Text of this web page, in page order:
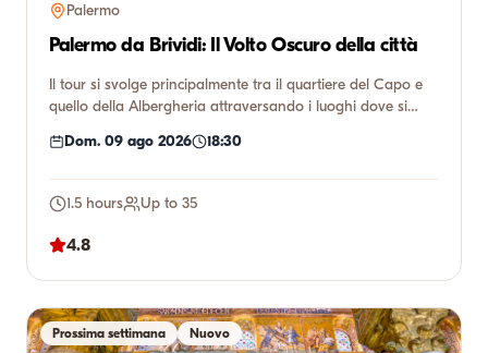
Palermo
Palermo da Brividi: Il Volto Oscuro della città
Il tour si svolge principalmente tra il quartiere del Capo e
quello della Albergheria attraversando i luoghi dove si
Dom. 09 ago 2026 18:30
1.5 hours Up to 35
4.8
Prossima settimana Nuovo